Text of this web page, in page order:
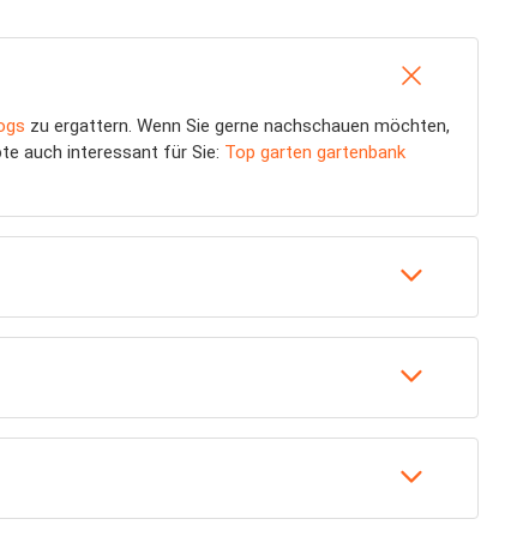
zu ergattern. Wenn Sie gerne nachschauen möchten,
auch interessant für Sie: Top garten gartenbank